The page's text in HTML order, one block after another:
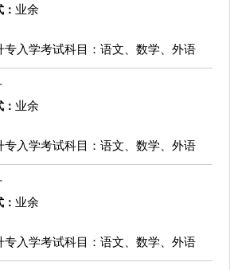
业余
专入学考试科目：语文、数学、外语
业余
专入学考试科目：语文、数学、外语
业余
专入学考试科目：语文、数学、外语